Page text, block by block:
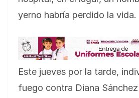
yerno habría perdido la vida.
Este jueves por la tarde,
fuego contra Diana